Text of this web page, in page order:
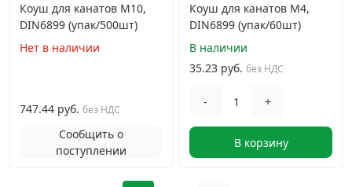
Коуш для канатов М10,
DIN6899 (упак/500шт)
Нет в наличии
747.44 руб. без НДС
Сообщить о
поступлении
Коуш для канатов М4,
DIN6899 (упак/60шт)
В наличии
35.23 руб. без НДС
- +
В корзину